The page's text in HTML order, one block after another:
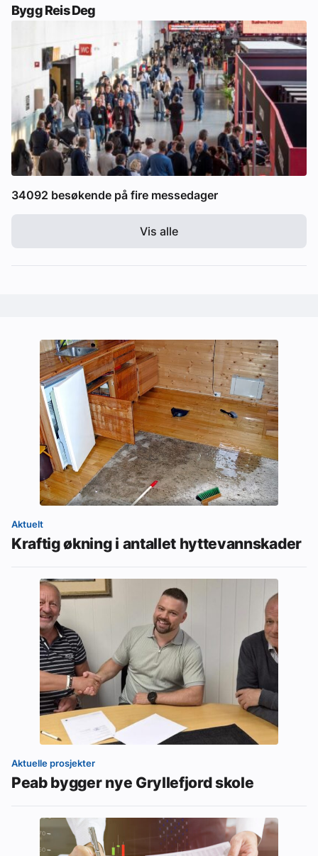
Bygg Reis Deg
34092 besøkende på fire messedager
Vis alle
Aktuelt
Kraftig økning i antallet hyttevannskader
Aktuelle prosjekter
Peab bygger nye Gryllefjord skole